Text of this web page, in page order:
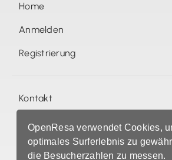
OpenResa verwendet Cookies,
optimales Surferlebnis zu
die Besucherzahlen zu messen.
Home
Anmelden
Registrierung
Kontakt
Fotos (0)
Cultur Manufactur - Local